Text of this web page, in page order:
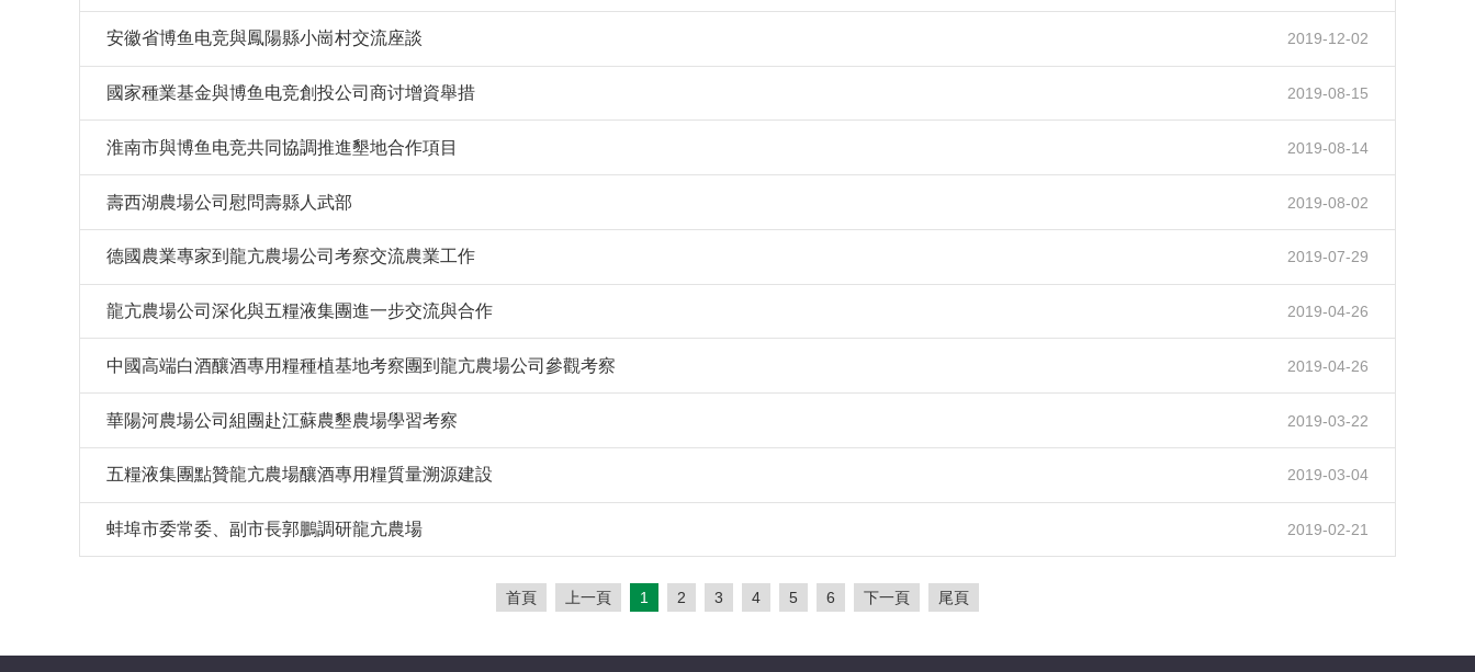
2019-12-02
安徽省博鱼电竞與鳳陽縣小崗村交流座談
2019-08-15
國家種業基金與博鱼电竞創投公司商讨增資舉措
2019-08-14
淮南市與博鱼电竞共同協調推進墾地合作項目
2019-08-02
壽西湖農場公司慰問壽縣人武部
2019-07-29
德國農業專家到龍亢農場公司考察交流農業工作
2019-04-26
龍亢農場公司深化與五糧液集團進一步交流與合作
2019-04-26
中國高端白酒釀酒專用糧種植基地考察團到龍亢農場公司參觀考察
2019-03-22
華陽河農場公司組團赴江蘇農墾農場學習考察
2019-03-04
五糧液集團點贊龍亢農場釀酒專用糧質量溯源建設
2019-02-21
蚌埠市委常委、副市長郭鵬調研龍亢農場
首頁 上一頁 1 2 3 4 5 6 下一頁 尾頁